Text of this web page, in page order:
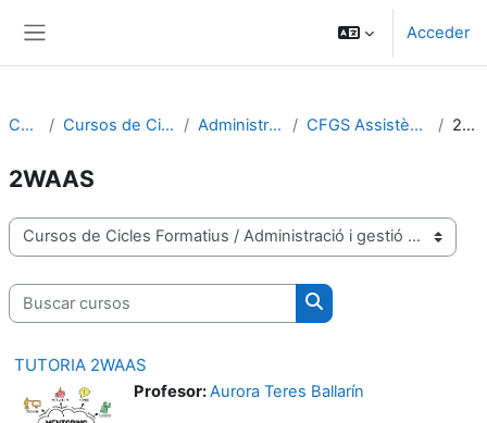
Acceder
Cursos Cursos de Cicles Formatius Administració i gestió CFGS Assistència a la direcció 2WAAS
2WAAS
Categorías
Buscar cursos
Buscar cursos
TUTORIA 2WAAS
Profesor:Aurora Teres Ballarín